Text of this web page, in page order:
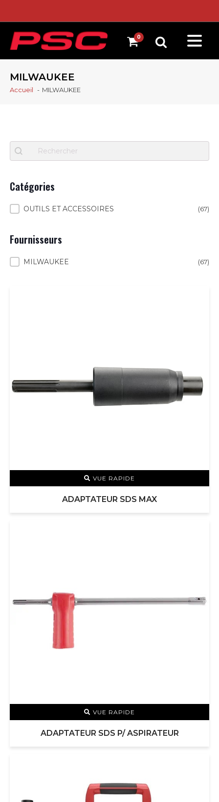
MILWAUKEE
Accueil MILWAUKEE
Recherche
Search content
Catégories
Catégories
OUTILS ET ACCESSOIRES (67)
Fournisseurs
Fournisseurs
MILWAUKEE (67)
VUE RAPIDE
ADAPTATEUR SDS MAX
VUE RAPIDE
ADAPTATEUR SDS P/ ASPIRATEUR